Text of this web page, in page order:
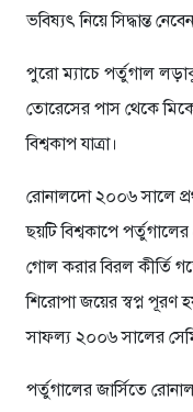
ভবিষ্যৎ নিয়ে সিদ্ধান্ত
পুরো ম্যাচে পর্তুগাল
তোরেসের পাস থেকে
বিশ্বকাপ যাত্রা।
রোনালদো ২০০৬ সালে
ছয়টি বিশ্বকাপে পর্তুগালের
গোল করার বিরল কীর্তি
শিরোপা জয়ের স্বপ্ন পূরণ
সাফল্য ২০০৬ সালের
পর্তুগালের জার্সিতে